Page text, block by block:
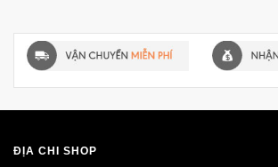
ĐỊA CHỈ SHOP